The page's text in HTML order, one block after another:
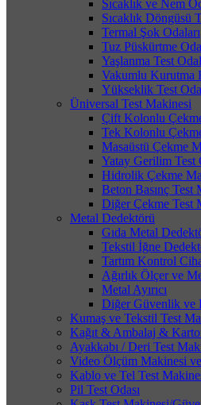
Sıcaklık ve Nem
Sıcaklık Döngüsü
Termal Şok Odaları
Tuz Püskürtme
Yaşlanma Test
Vakumlu Kurutma
Yükseklik Test
Üniversal Test Makinesi
Çift Kolonlu
Tek Kolonlu
Masaüstü Çekme
Yatay Gerilim Test
Hidrolik Çekme
Beton Basınç Test
Diğer Çekme Test
Metal Dedektörü
Gıda Metal
Tekstil İğne
Tartım Kontrol
Ağırlık Ölçer ve
Metal Ayırıcı
Diğer Güvenlik ve
Kumaş ve Tekstil Test
Kağıt & Ambalaj &
Ayakkabı / Deri Test
Video Ölçüm Makinesi
Kablo ve Tel Test
Pil Test Odası